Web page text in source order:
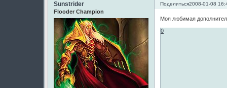
Поделиться2008-01-08
Sunstrider
Flooder Champion
Моя любимая
0